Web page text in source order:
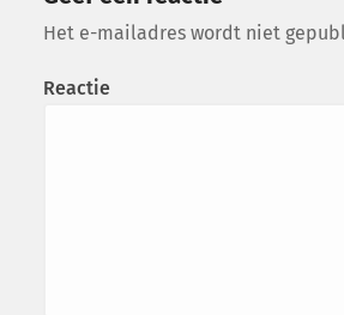
Het e-mailadres wordt niet
Reactie